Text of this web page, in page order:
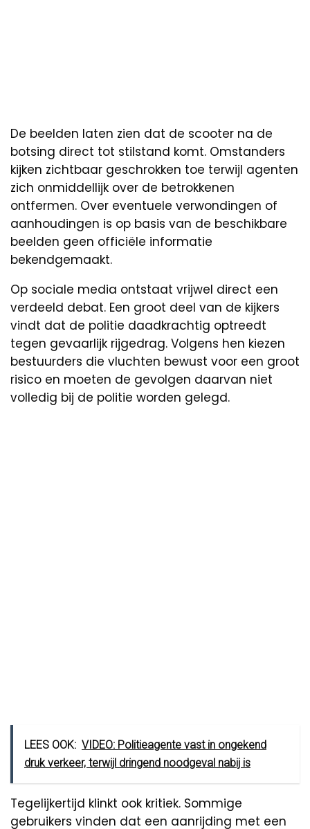
De beelden laten zien dat de scooter na de
botsing direct tot stilstand komt. Omstanders
kijken zichtbaar geschrokken toe terwijl agenten
zich onmiddellijk over de betrokkenen
ontfermen. Over eventuele verwondingen of
aanhoudingen is op basis van de beschikbare
beelden geen officiële informatie
bekendgemaakt.
Op sociale media ontstaat vrijwel direct een
verdeeld debat. Een groot deel van de kijkers
vindt dat de politie daadkrachtig optreedt
tegen gevaarlijk rijgedrag. Volgens hen kiezen
bestuurders die vluchten bewust voor een groot
risico en moeten de gevolgen daarvan niet
volledig bij de politie worden gelegd.
LEES OOK: VIDEO: Politieagente vast in ongekend
druk verkeer, terwijl dringend noodgeval nabij is
Tegelijkertijd klinkt ook kritiek. Sommige
gebruikers vinden dat een aanrijding met een